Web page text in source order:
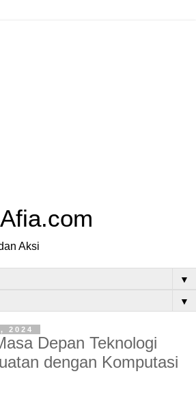
Aksi
▼
▼
2024
Depan Teknologi
dengan Komputasi